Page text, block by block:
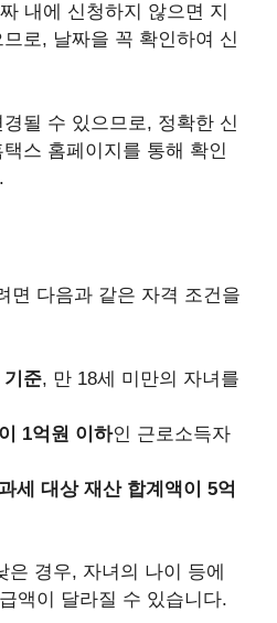
내에 신청하지 않으면 지
로, 날짜을 꼭 확인하여 신
될 수 있으므로, 정확한 신
스 홈페이지를 통해 확인
면 다음과 같은 자격 조건을
기준, 만 18세 미만의 자녀를
1억원 이하인 근로소득자
세 대상 재산 합계액이 5억
경우, 자녀의 나이 등에
액이 달라질 수 있습니다.